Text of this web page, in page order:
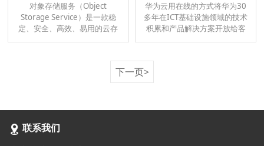
对象存储服务（Object
Storage Service）是一款稳
定、安全、高效、易用的云存
储服务，具备标准Restful API
华为云用在线的方式将华为30
多年在ICT基础设施领域的技术
积累和产品解决方案开放给客
户，致力于提供稳定可靠、安
进实现“用得起、用得好、用得
下一页>
联系我们